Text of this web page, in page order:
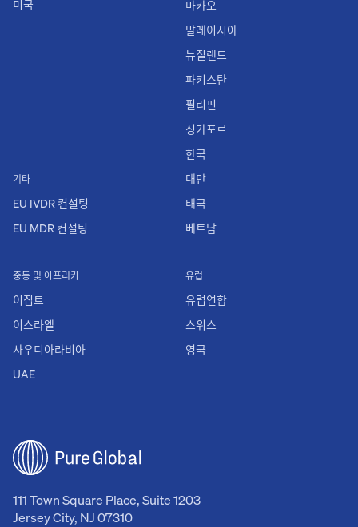
111 Town Square Place, Suite 1203
Jersey City, NJ 07310
미국
기타
EU IVDR 컨설팅
EU MDR 컨설팅
유럽
유럽연합
스위스
영국
중동 및 아프리카
이집트
이스라엘
사우디아라비아
UAE
마카오
말레이시아
뉴질랜드
파키스탄
필리핀
싱가포르
한국
대만
태국
베트남